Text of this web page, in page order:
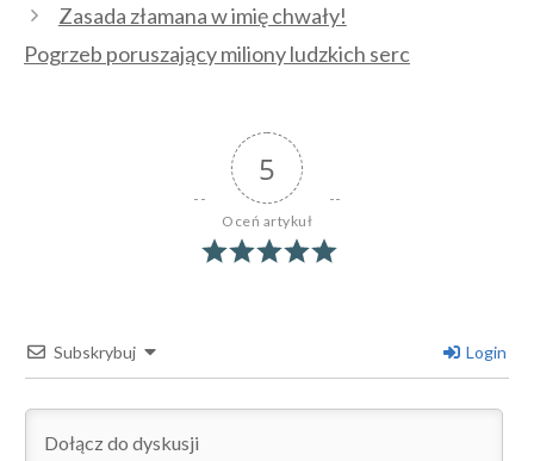
Zasada złamana w imię chwały!
Pogrzeb poruszający miliony ludzkich serc
5
Oceń artykuł
Subskrybuj Login